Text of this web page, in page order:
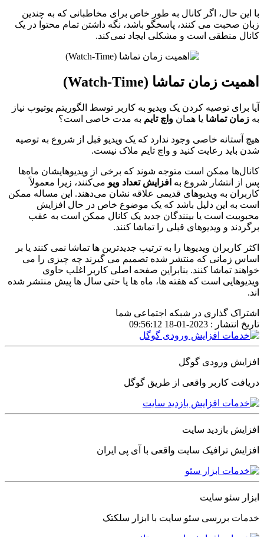
با این حال، اگر کانال به طور خاص برای مخاطبانی که به چندین
زبان صحبت می کنند، پاسخگو باشد، نگه داشتن تمام محتوا در یک
کانال منطقی است و مشکلی ایجاد نمی‌کند.
اهمیت زمان تماشا (Watch-Time)
آیا برای توصیه کردن یک ویدیو به کاربر توسط الگوریتم یوتیوب نیاز
به زمان تماشا یا همان واچ تایم به مدت خاصی است؟
هیچ آستانه خاصی وجود ندارد که یک ویدیو قبل از شروع به توصیه
شدن باید رعایت کنید و واچ تایم ملاک نیست.
کانال‌ها ممکن است متوجه شوند که برخی از ویدیوهایشان ماه‌ها
پس از انتشار شروع به افزایش تعداد ویو می‌کنند، زیرا معمولاً
کاربران به ویدیوهای قدیمی علاقه نشان می‌دهند. این مساله ممکن
است به این دلیل باشد که یک موضوع خاص در حال افزایش
محبوبیت است یا بینندگان جدید یک کانال ممکن است به عقب
برگردند و ویدیوهای قبلی را تماشا کنند.
اکثر کاربران ویدیوها را به ترتیب جدیدترین ها تماشا نمی کنند یا بر
اساس زمانی که منتشر شده تصمیم می گیرند چه چیزی را می
خواهند تماشا کنند. بنابراین صفحه اصلی کاربر اغلب حاوی
ویدیوهایی است که هفته ها، ماه ها یا حتی سال ها پیش منتشر شده
اند.
اشتراک گذاری در شبکه اجتماعی شما
تاریخ انتشار : 2023-01-18 09:56:12
افزایش ورودی گوگل
دریافت کاربر واقعی از طریق گوگل
افزایش بازدید سایت
افزایش ترافیک سایت واقعی با آی پی ایران
ابزار سئو سایت
خدمات بررسی سئو سایت با ابزار سلکتک